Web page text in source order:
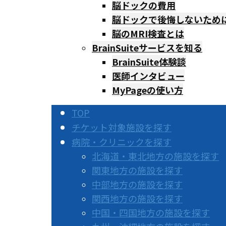
脳ドックの費用
脳ドックで後悔しないため
脳のMRI検査とは
BrainSuiteサービスを知る
BrainSuite体験談
医師インタビュー
MyPageの使い方
TOP
チケット対象施設を探す
病院・クリニックを探す
北海道・東北地方の施設を探す
関東地方の施設を探す
中部地方の施設を探す
関西地方の施設を探す
中国・四国地方の施設を探す